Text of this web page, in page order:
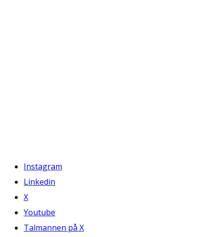
Instagram
Linkedin
X
Youtube
Talmannen på X